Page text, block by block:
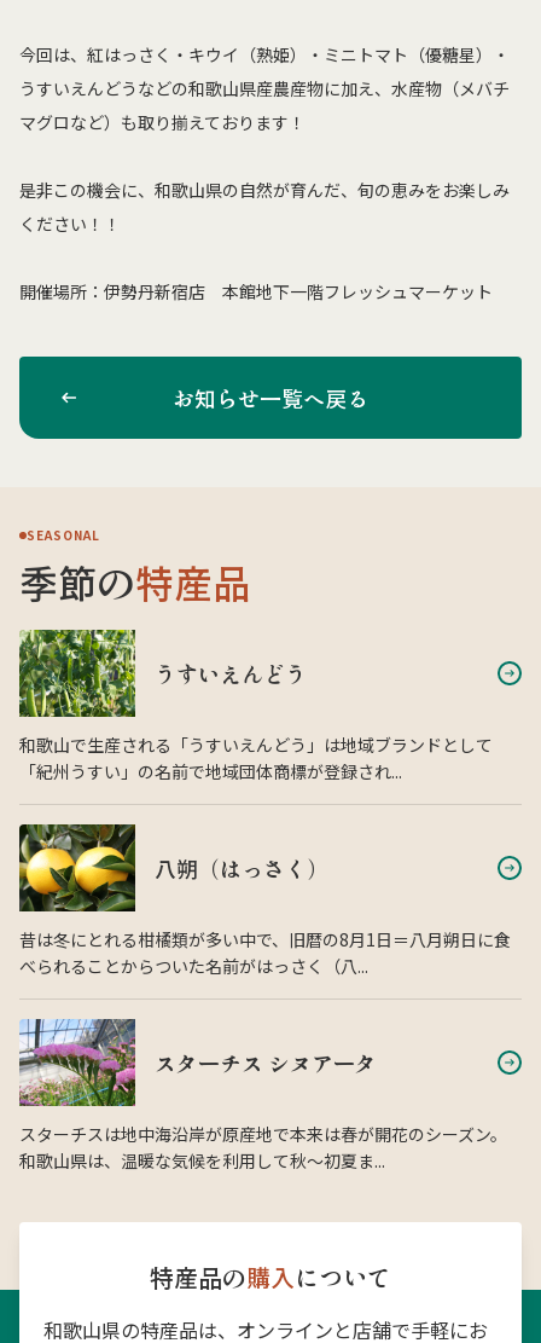
今回は、紅はっさく・キウイ（熟姫）・ミニトマト（優糖星）・
うすいえんどうなどの和歌山県産農産物に加え、水産物（メバチ
マグロなど）も取り揃えております！
是非この機会に、和歌山県の自然が育んだ、旬の恵みをお楽しみ
ください！！
開催場所：伊勢丹新宿店 本館地下一階フレッシュマーケット
お知らせ一覧へ戻る
SEASONAL
季節の特産品
うすいえんどう
和歌山で生産される「うすいえんどう」は地域ブランドとして
「紀州うすい」の名前で地域団体商標が登録され...
八朔（はっさく）
昔は冬にとれる柑橘類が多い中で、旧暦の8月1日＝八月朔日に食
べられることからついた名前がはっさく（八...
スターチス シヌアータ
スターチスは地中海沿岸が原産地で本来は春が開花のシーズン。
和歌山県は、温暖な気候を利用して秋〜初夏ま...
特産品の購入について
和歌山県の特産品は、オンラインと店舗で手軽にお